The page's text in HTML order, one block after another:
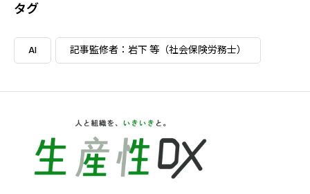
タグ
AI 記事監修者：岩下 等（社会保険労務士）